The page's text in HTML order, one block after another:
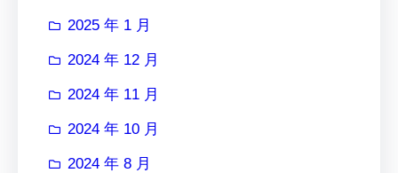
2025 年 1 月
2024 年 12 月
2024 年 11 月
2024 年 10 月
2024 年 8 月